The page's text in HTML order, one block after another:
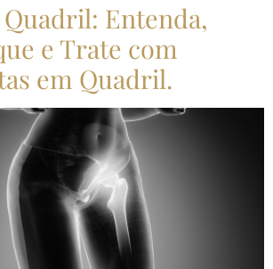
Entenda,
e Trate com
em Quadril.